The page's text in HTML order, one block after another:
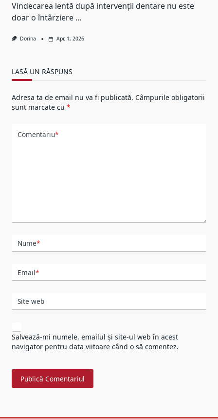
Vindecarea lentă după intervenții dentare nu este
doar o întârziere ...
Dorina Apr. 1, 2026
LASĂ UN RĂSPUNS
Adresa ta de email nu va fi publicată. Câmpurile obligatorii
sunt marcate cu *
Comentariu*
Nume*
Email*
Site web
Salvează-mi numele, emailul și site-ul web în acest
navigator pentru data viitoare când o să comentez.